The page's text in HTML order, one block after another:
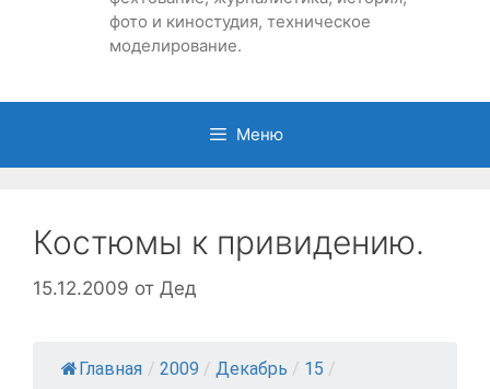
фото и киностудия, техническое
моделирование.
Меню
Костюмы к привидению.
15.12.2009 от Дед
Главная / 2009 / Декабрь / 15 /